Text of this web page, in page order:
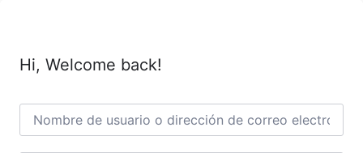
Hi, Welcome back!